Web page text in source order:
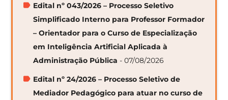
Edital nº 043/2026 – Processo Seletivo
Simplificado Interno para Professor Formador
– Orientador para o Curso de Especialização
em Inteligência Artificial Aplicada à
Administração Pública - 07/08/2026
Edital nº 24/2026 – Processo Seletivo de
Mediador Pedagógico para atuar no curso de